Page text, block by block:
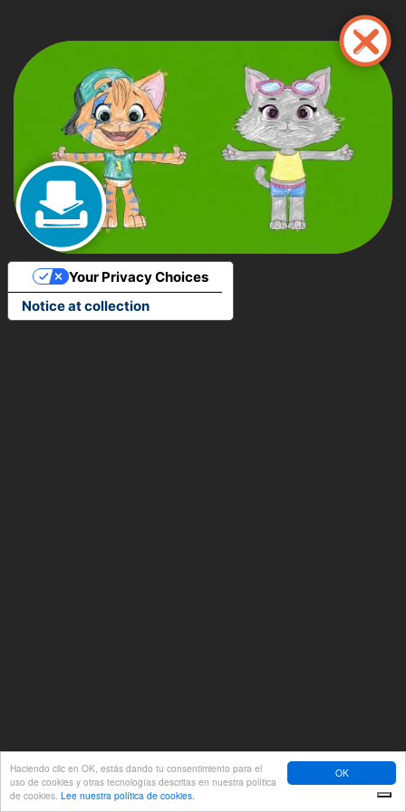
OK
Haciendo clic en OK, estás dando tu consentimiento para el
uso de cookies y otras tecnologías descritas en nuestra política
de cookies. Lee nuestra política de cookies.
principal
Notice at collection
Your Privacy Choices